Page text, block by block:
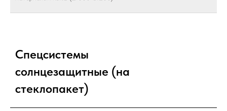
Спецсистемы
солнцезащитные (на
стеклопакет)